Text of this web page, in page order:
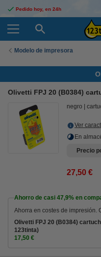
Pedido hoy, en 24h
Modelo de impresora
Olivetti FPJ 20 (B0384)
negro
Ver
En
Precio
27,50 €
Ahorro de casi 47,9% en
Ahorra en costes de impresión.
Olivetti FPJ 20 (B0384)
123tinta)
17,50 €